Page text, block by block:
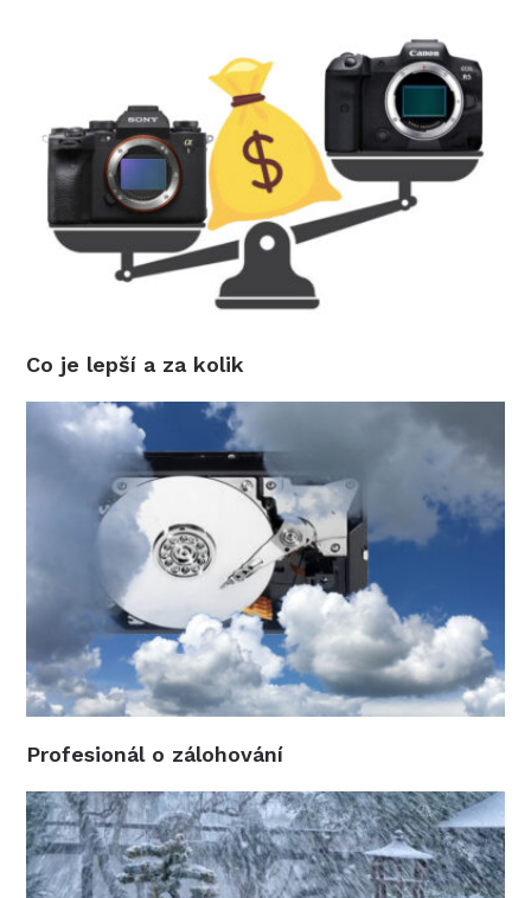
Co je lepší a za kolik
Profesionál o zálohování